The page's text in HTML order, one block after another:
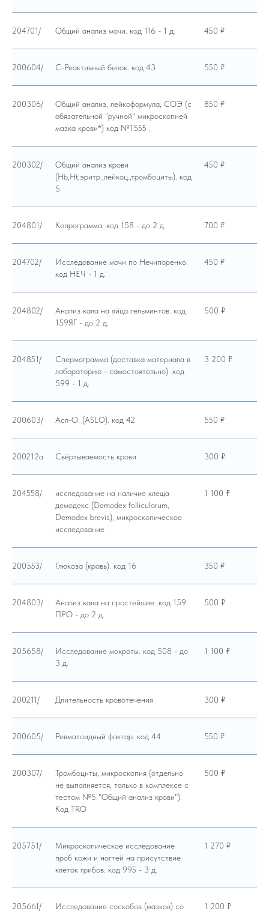
204701/ Общий анализ мочи. код 116 - 1 д. 450 ₽
200604/ С-Реактивный белок. код 43 550 ₽
200306/
Общий анализ, лейкоформула, СОЭ (с
обязательной "ручной" микроскопией
мазка крови*) код №1555 .
850 ₽
200302/
Общий анализ крови
(Hb,Ht,эритр.,лейкоц.,тромбоциты). код
5
450 ₽
204801/ Копрограмма. код 158 - до 2 д. 700 ₽
204702/
Исследование мочи по Нечипоренко.
код НЕЧ - 1 д.
450 ₽
204802/
Анализ кала на яйца гельминтов. код
159ЯГ - до 2 д.
500 ₽
204851/
Спермограмма (доставка материала в
лабораторию - самостоятельно). код
599 - 1 д.
3 200 ₽
200603/ Асл-О. (ASLO). код 42 550 ₽
200212а Свёртываемость крови 300 ₽
204558/
исследование на наличие клеща
демодекс (Demodex folliculorum,
Demodex brevis), микроскопическое
исследование
1 100 ₽
200553/ Глюкоза (кровь). код 16 350 ₽
204803/
Анализ кала на простейшие. код 159
ПРО - до 2 д.
500 ₽
205658/
Исследование мокроты. код 508 - до
3 д.
1 100 ₽
200211/ Длительность кровотечения 300 ₽
200605/ Ревматоидный фактор. код 44 550 ₽
200307/
Тромбоциты, микроскопия (отдельно
не выполняется, только в комплексе с
тестом №5 "Общий анализ крови").
Код TRO
500 ₽
205751/
Микроскопическое исследование
проб кожи и ногтей на присутствие
клеток грибов. код 995 - 3 д.
1 270 ₽
205661/ Исследование соскобов (мазков) со 1 200 ₽